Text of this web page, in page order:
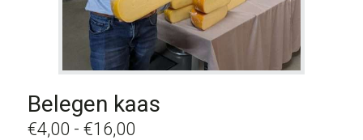
Belegen kaas
€4,00 - €16,00